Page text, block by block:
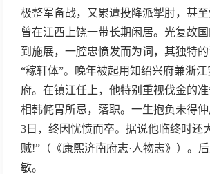
极整军备战，又累遭投降派掣肘，甚至
曾在江西上饶一带长期闲居。光复故
到施展，一腔忠愤发而为词，其独特
“稼轩体”。晚年被起用知绍兴府兼浙
府。在镇江任上，他特别重视伐金的
相韩侂胄所忌，落职。一生抱负未得伸
3日，终因忧愤而卒。据说他临终时还
贼!”（《康熙济南府志·人物志》）。
敏。